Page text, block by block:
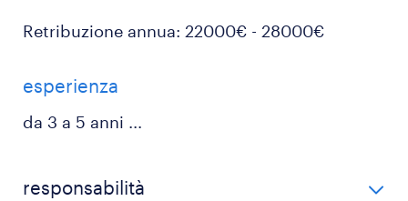
Retribuzione annua: 22000€ - 28000€
esperienza
da 3 a 5 anni ...
responsabilità